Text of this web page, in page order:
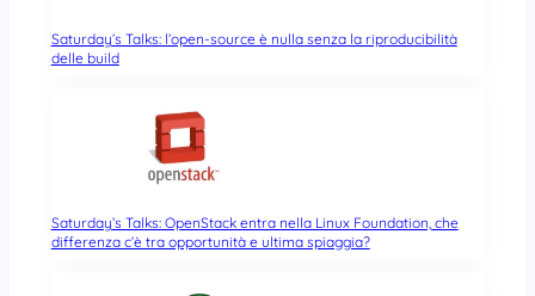
Saturday’s Talks: l’open-source è nulla senza la riproducibilità
delle build
Saturday’s Talks: OpenStack entra nella Linux Foundation, che
differenza c’è tra opportunità e ultima spiaggia?